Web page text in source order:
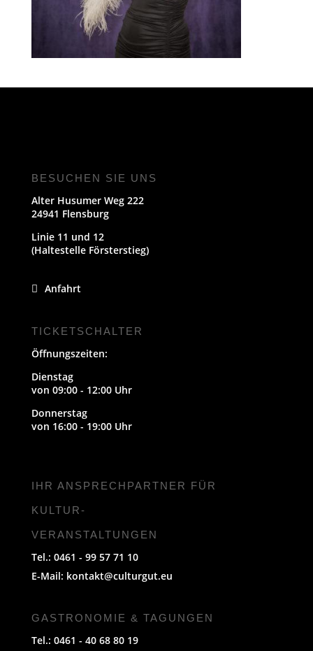
BESUCHEN SIE UNS
Alter Husumer Weg 222
24941 Flensburg
Linie 11 und 12
(Haltestelle Försterstieg)
Anfahrt
TICKETSCHALTER
Öffnungszeiten:
Dienstag
von 09:00 - 12:00 Uhr
Donnerstag
von 16:00 - 19:00 Uhr
IHR ANSPRECHPARTNER FÜR
KULTUR-
VERANSTALTUNGEN
Tel.: 0461 - 99 57 71 10
E-Mail: kontakt@culturgut.eu
GASTRONOMIE & TAGUNGEN
Tel.: 0461 - 40 68 80 19